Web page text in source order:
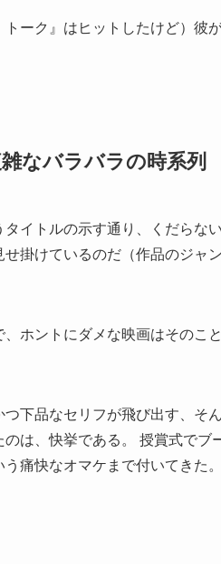
ーク』はヒットしたけど）彼
なバラバラの時系列
タイトルの示す通り、くだらな
掛けているのだ（作品のジャ
ホントにダメな映画はそのこ
下品なセリフが飛び出す、そ
は、快挙である。 授賞式で
痛快なオマケまで付いてきた。